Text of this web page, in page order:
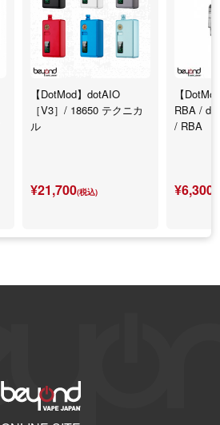
【DotMod】dotAIO
［V3］/ 18650 テクニカ
ル
¥21,700(税込)
【
RBA /
/ RBA
¥6,300